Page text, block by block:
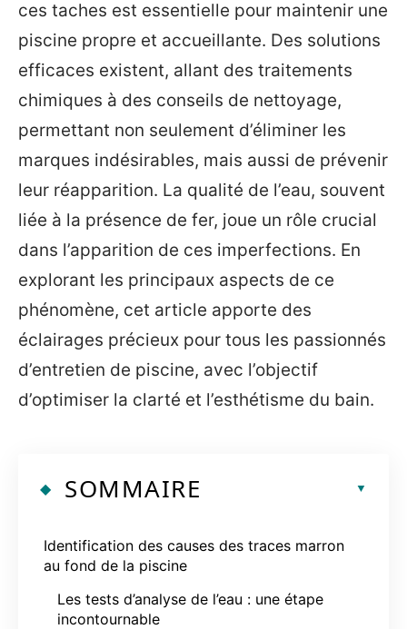
ces taches est essentielle pour maintenir une
piscine propre et accueillante. Des solutions
efficaces existent, allant des traitements
chimiques à des conseils de nettoyage,
permettant non seulement d’éliminer les
marques indésirables, mais aussi de prévenir
leur réapparition. La qualité de l’eau, souvent
liée à la présence de fer, joue un rôle crucial
dans l’apparition de ces imperfections. En
explorant les principaux aspects de ce
phénomène, cet article apporte des
éclairages précieux pour tous les passionnés
d’entretien de piscine, avec l’objectif
d’optimiser la clarté et l’esthétisme du bain.
SOMMAIRE
Identification des causes des traces marron
au fond de la piscine
Les tests d’analyse de l’eau : une étape
incontournable